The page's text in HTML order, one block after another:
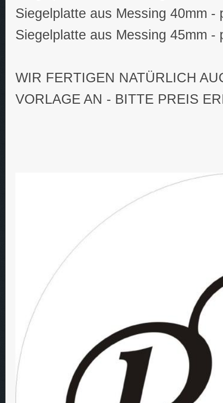
Siegelplatte aus Messing 40mm -
Siegelplatte aus Messing 45mm -
WIR FERTIGEN NATÜRLICH
VORLAGE AN - BITTE PREIS